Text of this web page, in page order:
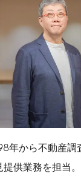
年から不動産調
提供業務を担当